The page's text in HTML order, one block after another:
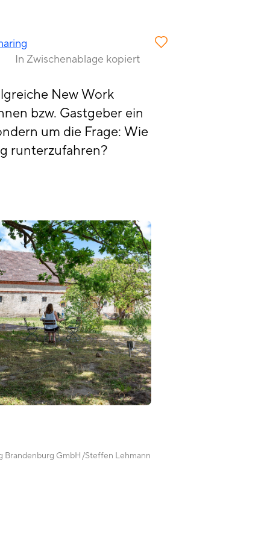
In Zwischenablage kopiert
New Work
bzw. Gastgeber ein
um die Frage: Wie
runterzufahren?
Brandenburg GmbH Steffen Lehmann